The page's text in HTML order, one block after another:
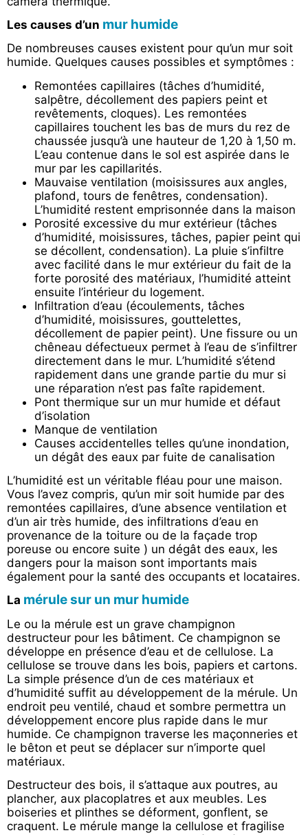
Les causes d’un mur humide
De nombreuses causes existent pour qu’un mur soit
humide. Quelques causes possibles et symptômes :
Remontées capillaires (tâches d’humidité,
salpêtre, décollement des papiers peint et
revêtements, cloques). Les remontées
capillaires touchent les bas de murs du rez de
chaussée jusqu’à une hauteur de 1,20 à 1,50 m.
L’eau contenue dans le sol est aspirée dans le
mur par les capillarités.
Mauvaise ventilation (moisissures aux angles,
plafond, tours de fenêtres, condensation).
L’humidité restent emprisonnée dans la maison
Porosité excessive du mur extérieur (tâches
d’humidité, moisissures, tâches, papier peint qui
se décollent, condensation). La pluie s’infiltre
avec facilité dans le mur extérieur du fait de la
forte porosité des matériaux, l’humidité atteint
ensuite l’intérieur du logement.
Infiltration d’eau (écoulements, tâches
d’humidité, moisissures, gouttelettes,
décollement de papier peint). Une fissure ou un
chêneau défectueux permet à l’eau de s’infiltrer
directement dans le mur. L’humidité s’étend
rapidement dans une grande partie du mur si
une réparation n’est pas faîte rapidement.
Pont thermique sur un mur humide et défaut
d’isolation
Manque de ventilation
Causes accidentelles telles qu’une inondation,
un dégât des eaux par fuite de canalisation
L’humidité est un véritable fléau pour une maison.
Vous l’avez compris, qu’un mir soit humide par des
remontées capillaires, d’une absence ventilation et
d’un air très humide, des infiltrations d’eau en
provenance de la toiture ou de la façade trop
poreuse ou encore suite ) un dégât des eaux, les
dangers pour la maison sont importants mais
également pour la santé des occupants et locataires.
La mérule sur un mur humide
Le ou la mérule est un grave champignon
destructeur pour les bâtiment. Ce champignon se
développe en présence d’eau et de cellulose. La
cellulose se trouve dans les bois, papiers et cartons.
La simple présence d’un de ces matériaux et
d’humidité suffit au développement de la mérule. Un
endroit peu ventilé, chaud et sombre permettra un
développement encore plus rapide dans le mur
humide. Ce champignon traverse les maçonneries et
le bêton et peut se déplacer sur n’importe quel
matériaux.
Destructeur des bois, il s’attaque aux poutres, au
plancher, aux placoplatres et aux meubles. Les
boiseries et plinthes se déforment, gonflent, se
craquent. Le mérule mange la cellulose et fragilise